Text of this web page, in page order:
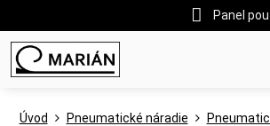
Panel
Úvod Pneumatické náradie